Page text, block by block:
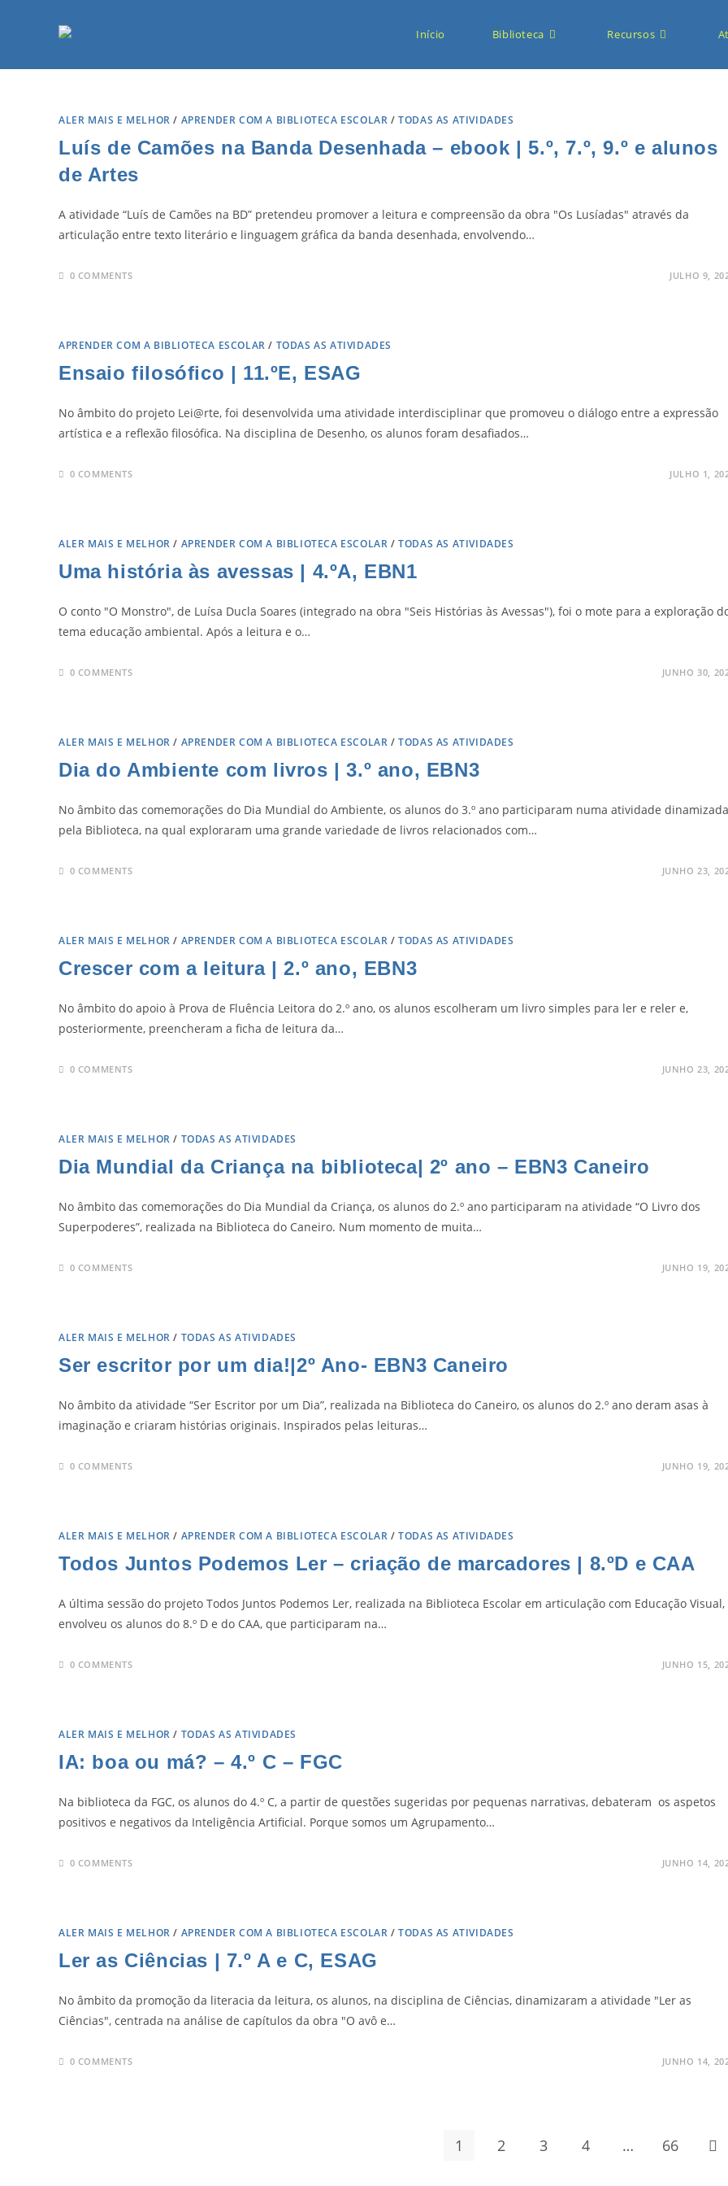
Início Biblioteca Recursos
ALER MAIS E MELHOR / APRENDER COM A BIBLIOTECA ESCOLAR /TODAS AS ATIVIDADES
Luís de Camões na Banda Desenhada – ebook | 5.º, 7.º, 9.º e alunos
de Artes
A atividade “Luís de Camões na BD” pretendeu promover a leitura e compreensão da obra "Os Lusíadas" através da
articulação entre texto literário e linguagem gráfica da banda desenhada, envolvendo…
0 COMMENTS JULHO 9,
APRENDER COM A BIBLIOTECA ESCOLAR / TODAS AS ATIVIDADES
Ensaio filosófico | 11.ºE, ESAG
No âmbito do projeto Lei@rte, foi desenvolvida uma atividade interdisciplinar que promoveu o diálogo entre a expressão
artística e a reflexão filosófica. Na disciplina de Desenho, os alunos foram desafiados…
0 COMMENTS JULHO 1,
ALER MAIS E MELHOR / APRENDER COM A BIBLIOTECA ESCOLAR /TODAS AS ATIVIDADES
Uma história às avessas | 4.ºA, EBN1
O conto "O Monstro", de Luísa Ducla Soares (integrado na obra "Seis Histórias às Avessas"), foi o mote para a exploração
tema educação ambiental. Após a leitura e o…
0 COMMENTS JUNHO 30,
ALER MAIS E MELHOR / APRENDER COM A BIBLIOTECA ESCOLAR /TODAS AS ATIVIDADES
Dia do Ambiente com livros | 3.º ano, EBN3
No âmbito das comemorações do Dia Mundial do Ambiente, os alunos do 3.º ano participaram numa atividade dinamizada
pela Biblioteca, na qual exploraram uma grande variedade de livros relacionados com…
0 COMMENTS JUNHO 23,
ALER MAIS E MELHOR / APRENDER COM A BIBLIOTECA ESCOLAR /TODAS AS ATIVIDADES
Crescer com a leitura | 2.º ano, EBN3
No âmbito do apoio à Prova de Fluência Leitora do 2.º ano, os alunos escolheram um livro simples para ler e reler e,
posteriormente, preencheram a ficha de leitura da…
0 COMMENTS JUNHO 23,
ALER MAIS E MELHOR / TODAS AS ATIVIDADES
Dia Mundial da Criança na biblioteca| 2º ano – EBN3 Caneiro
No âmbito das comemorações do Dia Mundial da Criança, os alunos do 2.º ano participaram na atividade “O Livro dos
Superpoderes”, realizada na Biblioteca do Caneiro. Num momento de muita…
0 COMMENTS JUNHO 19,
ALER MAIS E MELHOR / TODAS AS ATIVIDADES
Ser escritor por um dia!|2º Ano- EBN3 Caneiro
No âmbito da atividade “Ser Escritor por um Dia”, realizada na Biblioteca do Caneiro, os alunos do 2.º ano deram asas à
imaginação e criaram histórias originais. Inspirados pelas leituras…
0 COMMENTS JUNHO 19,
ALER MAIS E MELHOR / APRENDER COM A BIBLIOTECA ESCOLAR /TODAS AS ATIVIDADES
Todos Juntos Podemos Ler – criação de marcadores | 8.ºD e CAA
A última sessão do projeto Todos Juntos Podemos Ler, realizada na Biblioteca Escolar em articulação com Educação Visual,
envolveu os alunos do 8.º D e do CAA, que participaram na…
0 COMMENTS JUNHO 15,
ALER MAIS E MELHOR / TODAS AS ATIVIDADES
IA: boa ou má? – 4.º C – FGC
Na biblioteca da FGC, os alunos do 4.º C, a partir de questões sugeridas por pequenas narrativas, debateram os aspetos
positivos e negativos da Inteligência Artificial. Porque somos um Agrupamento…
0 COMMENTS JUNHO 14,
ALER MAIS E MELHOR / APRENDER COM A BIBLIOTECA ESCOLAR /TODAS AS ATIVIDADES
Ler as Ciências | 7.º A e C, ESAG
No âmbito da promoção da literacia da leitura, os alunos, na disciplina de Ciências, dinamizaram a atividade "Ler as
Ciências", centrada na análise de capítulos da obra "O avô e…
0 COMMENTS JUNHO 14,
1 2 3 4 … 66